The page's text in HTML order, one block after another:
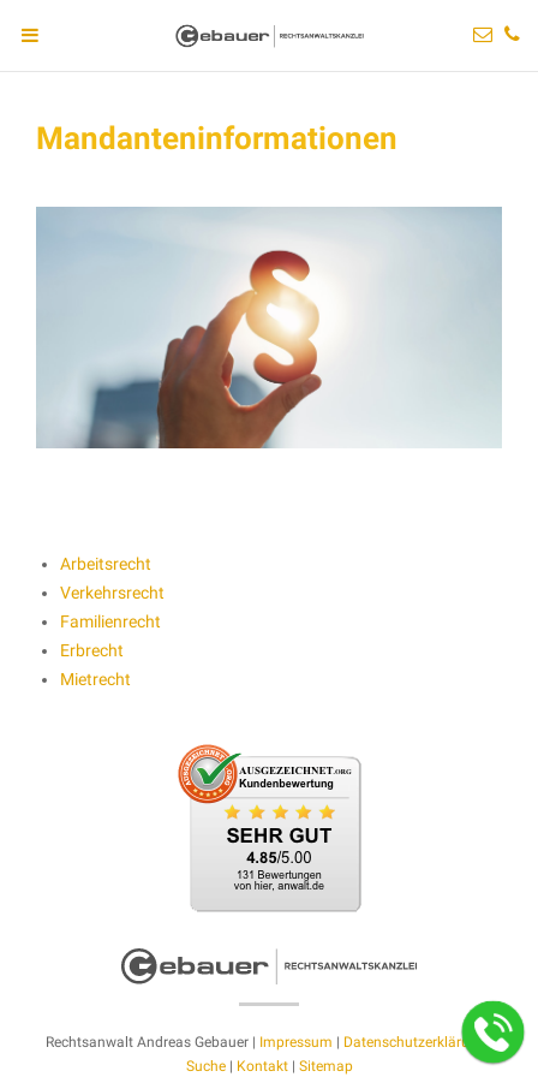
Mandanteninformationen
Arbeitsrecht
Verkehrsrecht
Familienrecht
Erbrecht
Mietrecht
Rechtsanwalt Andreas Gebauer | Impressum | Datenschutzerklärung|
Suche| Kontakt| Sitemap